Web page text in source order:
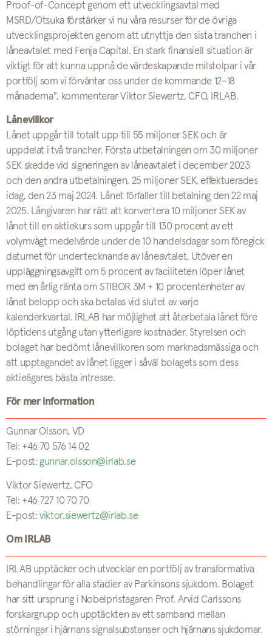
Proof-of-Concept genom ett utvecklingsavtal med
MSRD/Otsuka förstärker vi nu våra resurser för de övriga
utvecklingsprojekten genom att utnyttja den sista tranchen i
låneavtalet med Fenja Capital. En stark finansiell situation är
viktigt för att kunna uppnå de värdeskapande milstolpar i vår
portfölj som vi förväntar oss under de kommande 12–18
månaderna", kommenterar Viktor Siewertz, CFO, IRLAB.
Lånevillkor
Lånet uppgår till totalt upp till 55 miljoner SEK och är
uppdelat i två trancher. Första utbetalningen om 30 miljoner
SEK skedde vid signeringen av låneavtalet i december 2023
och den andra utbetalningen, 25 miljoner SEK, effektuerades
idag, den 23 maj 2024. Lånet förfaller till betalning den 22 maj
2025. Långivaren har rätt att konvertera 10 miljoner SEK av
lånet till en aktiekurs som uppgår till 130 procent av ett
volymvägt medelvärde under de 10 handelsdagar som föregick
datumet för undertecknande av låneavtalet. Utöver en
uppläggningsavgift om 5 procent av faciliteten löper lånet
med en årlig ränta om STIBOR 3M + 10 procentenheter av
lånat belopp och ska betalas vid slutet av varje
kalenderkvartal. IRLAB har möjlighet att återbetala lånet före
löptidens utgång utan ytterligare kostnader. Styrelsen och
bolaget har bedömt lånevillkoren som marknadsmässiga och
att upptagandet av lånet ligger i såväl bolagets som dess
aktieägares bästa intresse.
För mer information
Gunnar Olsson, VD
Tel: +46 70 576 14 02
E-post: gunnar.olsson@irlab.se
Viktor Siewertz, CFO
Tel: +46 727 10 70 70
E-post:viktor.siewertz@irlab.se
Om IRLAB
IRLAB upptäcker och utvecklar en portfölj av transformativa
behandlingar för alla stadier av Parkinsons sjukdom. Bolaget
har sitt ursprung i Nobelpristagaren Prof. Arvid Carlssons
forskargrupp och upptäckten av ett samband mellan
störningar i hjärnans signalsubstanser och hjärnans sjukdomar.